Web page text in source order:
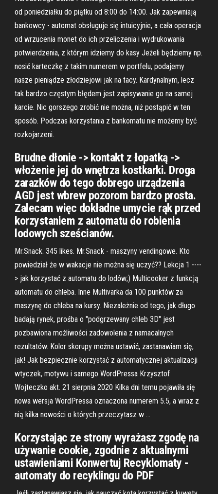
od poniedziałku do piątku od 8:00 do 14:00. Jak zapewniają
bankowcy - automat obsługuje się intuicyjnie, a cała operacja
od wrzucenia monet do ich przeliczenia i wydrukowania
potwierdzenia, z którym idziemy do kasy Jeżeli będziemy np.
nosić karteczkę z takim numerem w portfelu, podajemy
nasze pieniądze złodziejowi jak na tacy. Kardynalnym, lecz
tak bardzo częstym błędem jest zapisywanie go na samej
karcie. Nic gorszego zrobić nie można, niż postąpić w ten
sposób. Podczas korzystania z bankomatu nie możemy być
rozkojarzeni.
Brudne dłonie -> kontakt z łopatką ->
włożenie jej do wnętrza kostkarki. Droga
zarazków do tego dobrego urządzenia
AGD jest wbrew pozorom bardzo prosta.
Zalecam więc dokładne umycie rąk przed
korzystaniem z automatu do robienia
lodowych sześcianów.
Mr.Snack. 345 likes. Mr.Snack - maszyny vendingowe. Kto
powiedział że w wakacje nie można się uczyć?? Lekcja 1 ----
> jak korzystać z automatu do lodów;) Multicooker z funkcją
automatu do chleba. Inne Multivarka da 100 punktów za
maszynę do chleba na kursy. Niezależnie od tego, jak długo
badają rynek, prośba o "podgrzewany chleb 3D" jest
pozbawiona możliwości zadowolenia z namacalnych
rezultatów. Kolor skorupy można ustawić, zastanawiam się,
jak! Jak bezpiecznie korzystać z automatycznej aktualizacji
wtyczek, motywu i samego WordPressa Krzysztof
Wojteczko akt. 21 sierpnia 2020 Kilka dni temu pojawiła się
nowa wersja WordPressa oznaczona numerem 5.5, a wraz z
nią kilka nowości o których przeczytasz w …
Korzystając ze strony wyrażasz zgodę na
używanie cookie, zgodnie z aktualnymi
ustawieniami Konwertuj Recyklomaty -
automaty do recyklingu do PDF